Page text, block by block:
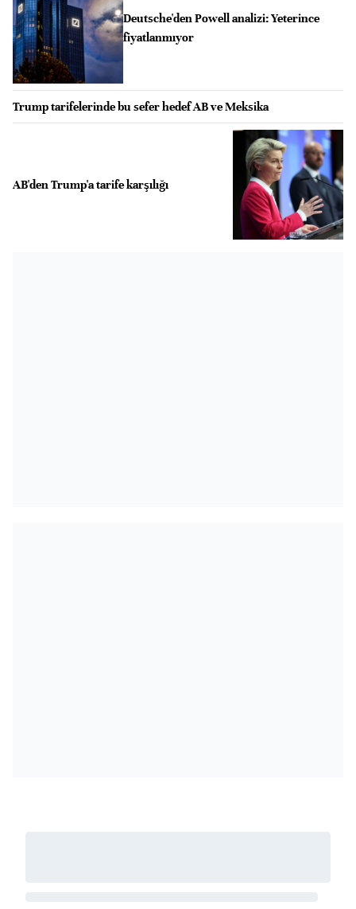
Deutsche'den Powell analizi: Yeterince
fiyatlanmıyor
Trump tarifelerinde bu sefer hedef AB ve Meksika
AB'den Trump'a tarife karşılığı